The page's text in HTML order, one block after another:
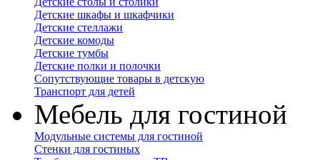
Детские шкафы и шкафчики
Детские стеллажи
Детские комоды
Детские тумбы
Детские полки и полочки
Сопутствующие товары в детскую
Транспорт для детей
Мебель для гостиной
Модульные системы для гостиной
Стенки для гостиных